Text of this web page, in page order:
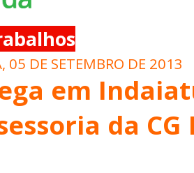
05 DE SETEMBRO DE 2013
em
da